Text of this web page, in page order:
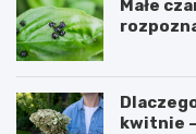
Małe
kwitnie